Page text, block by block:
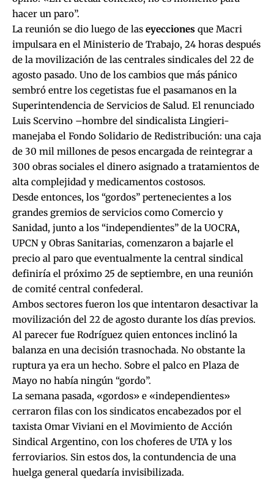
hacer un paro”.
La reunión se dio luego de las eyecciones que Macri
impulsara en el Ministerio de Trabajo, 24 horas después
de la movilización de las centrales sindicales del 22 de
agosto pasado. Uno de los cambios que más pánico
sembró entre los cegetistas fue el pasamanos en la
Superintendencia de Servicios de Salud. El renunciado
Luis Scervino –hombre del sindicalista Lingieri-
manejaba el Fondo Solidario de Redistribución: una caja
de 30 mil millones de pesos encargada de reintegrar a
300 obras sociales el dinero asignado a tratamientos de
alta complejidad y medicamentos costosos.
Desde entonces, los “gordos” pertenecientes a los
grandes gremios de servicios como Comercio y
Sanidad, junto a los “independientes” de la UOCRA,
UPCN y Obras Sanitarias, comenzaron a bajarle el
precio al paro que eventualmente la central sindical
definiría el próximo 25 de septiembre, en una reunión
de comité central confederal.
Ambos sectores fueron los que intentaron desactivar la
movilización del 22 de agosto durante los días previos.
Al parecer fue Rodríguez quien entonces inclinó la
balanza en una decisión trasnochada. No obstante la
ruptura ya era un hecho. Sobre el palco en Plaza de
Mayo no había ningún “gordo”.
La semana pasada, «gordos» e «independientes»
cerraron filas con los sindicatos encabezados por el
taxista Omar Viviani en el Movimiento de Acción
Sindical Argentino, con los choferes de UTA y los
ferroviarios. Sin estos dos, la contundencia de una
huelga general quedaría invisibilizada.